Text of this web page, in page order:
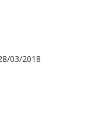
03/2018